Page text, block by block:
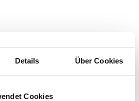
Details Über Cookies
Cookies